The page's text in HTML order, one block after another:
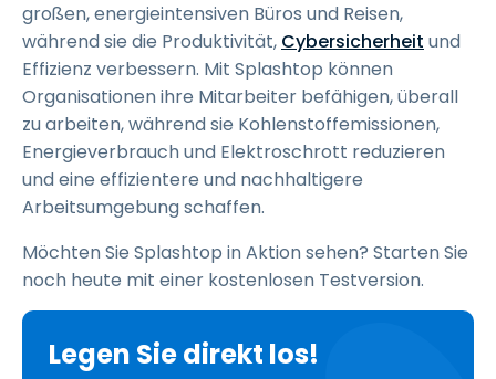
großen, energieintensiven Büros und Reisen,
während sie die Produktivität, Cybersicherheit und
Effizienz verbessern. Mit Splashtop können
Organisationen ihre Mitarbeiter befähigen, überall
zu arbeiten, während sie Kohlenstoffemissionen,
Energieverbrauch und Elektroschrott reduzieren
und eine effizientere und nachhaltigere
Arbeitsumgebung schaffen.
Möchten Sie Splashtop in Aktion sehen? Starten Sie
noch heute mit einer kostenlosen Testversion.
Legen Sie direkt los!